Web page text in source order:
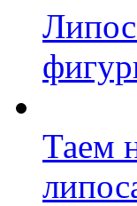
Таем